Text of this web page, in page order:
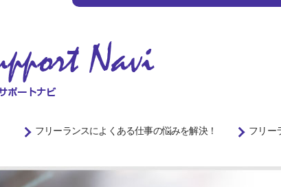
フリーランスによくある仕事の悩みを解決！ フリー